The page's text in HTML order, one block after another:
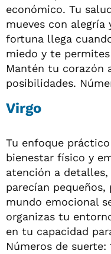
económico. Tu
mueves con alegría
fortuna llega
miedo y te
Mantén tu corazón
posibilidades.
Virgo
Tu enfoque
bienestar físico y
atención a detalles,
parecían
mundo emocional
organizas tu
en tu capacidad
Números de suerte: